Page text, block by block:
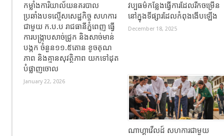
កម្លាំងការិយាល័យនគរបាល
ប្រឆាំងបទល្មើសសេដ្ឋកិច្ច សហការ
ជាមួយ ក.ប.ប រាជធានីភ្នំពេញ ធ្វើ
ការបង្ក្រាបសាច់ជ្រូក និងសាច់មាន់
បង្កក ចំនួន១១.៥តោន ខូចគុណ
ភាព និងគ្មានសុវត្ថិភាព យកទៅដុត
បំផ្លាញចោល
January 22, 2026
វប្បធម៌កន្លែងធ្វើការដែលរីកចម្រើន
នៅក្នុងទីផ្សារដែលកំពុងងើបឡើង
December 18, 2025
ណាហ្គាវើលដ៍ សហការជាមួយ